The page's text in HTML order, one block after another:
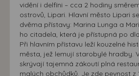
vidění i delfíni – cca 2 hodiny
ostrovů, Lipari. Hlavní město Lipari
dvěma přístavy: Marina Lunga a
ho citadela, která je přístupná po
Při hlavním přístavu leží kouzelné
města, jež lemují starobylé hradby.
skrývají tajemná zákoutí plná
malých obchůdků. Je zde pevnost z